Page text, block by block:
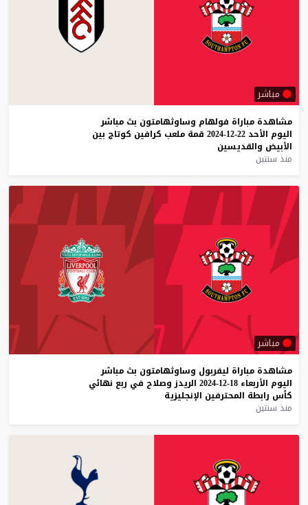
مباشر
مشاهدة مباراة فولهام وساوثهامتون بث مباشر
اليوم الأحد 22-12-2024 قمة ملعب كرافين كوتاج بين
الأبيض والقديسين
منذ سنتين
مباشر
مشاهدة مباراة ليفربول وساوثهامتون بث مباشر
اليوم الأربعاء 18-12-2024 الريدز وصلاح في ربع نهائي
كأس رابطة المحترفين الإنجليزية
منذ سنتين